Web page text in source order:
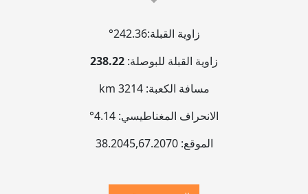
زاوية القبلة:242.36°
زاوية القبلة للبوصلة: 238.22
مسافة الكعبة:3214 km
الانحراف المغناطيسي: 4.14°
الموقع:
38.2045,67.2070